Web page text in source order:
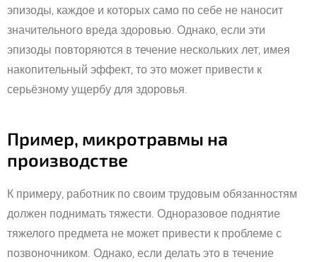
эпизоды, каждое и которых само по себе не наносит
значительного вреда здоровью. Однако, если эти
эпизоды повторяются в течение нескольких лет, имея
накопительный эффект, то это может привести к
серьёзному ущербу для здоровья.
Пример, микротравмы на
производстве
К примеру, работник по своим трудовым обязанностям
должен поднимать тяжести. Одноразовое поднятие
тяжелого предмета не может привести к проблеме с
позвоночником. Однако, если делать это в течение